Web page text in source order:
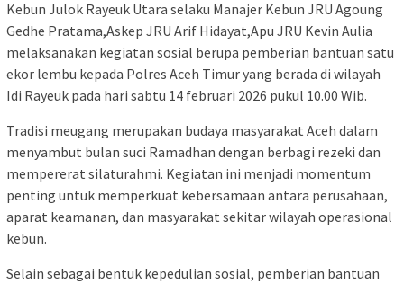
Kebun Julok Rayeuk Utara selaku Manajer Kebun JRU Agoung
Gedhe Pratama,Askep JRU Arif Hidayat,Apu JRU Kevin Aulia
melaksanakan kegiatan sosial berupa pemberian bantuan satu
ekor lembu kepada Polres Aceh Timur yang berada di wilayah
Idi Rayeuk pada hari sabtu 14 februari 2026 pukul 10.00 Wib.
Tradisi meugang merupakan budaya masyarakat Aceh dalam
menyambut bulan suci Ramadhan dengan berbagi rezeki dan
mempererat silaturahmi. Kegiatan ini menjadi momentum
penting untuk memperkuat kebersamaan antara perusahaan,
aparat keamanan, dan masyarakat sekitar wilayah operasional
kebun.
Selain sebagai bentuk kepedulian sosial, pemberian bantuan